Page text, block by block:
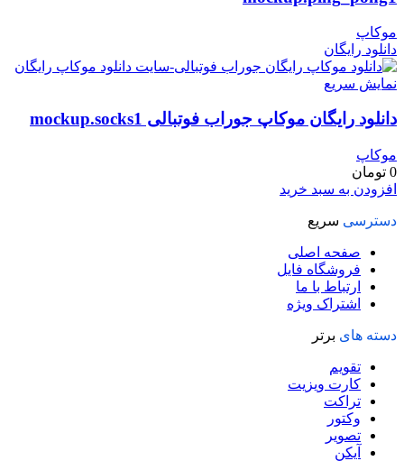
موکاپ
دانلود رایگان
نمایش سریع
دانلود رایگان موکاپ جوراب فوتبالی mockup.socks1
موکاپ
0 تومان
افزودن به سبد خرید
دسترسی سریع
صفحه اصلی
فروشگاه فایل
ارتباط با ما
اشتراک ویژه
دسته های برتر
تقویم
کارت ویزیت
تراکت
وکتور
تصویر
آیکن